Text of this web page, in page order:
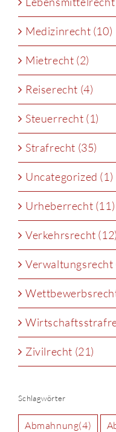
Medizinrecht (10)
Mietrecht (2)
Reiserecht (4)
Steuerrecht (1)
Strafrecht (35)
Uncategorized (1)
Urheberrecht (11)
Verkehrsrecht (12)
Verwaltungsrecht
Zivilrecht (21)
Schlagwörter
Abmahnung(4)